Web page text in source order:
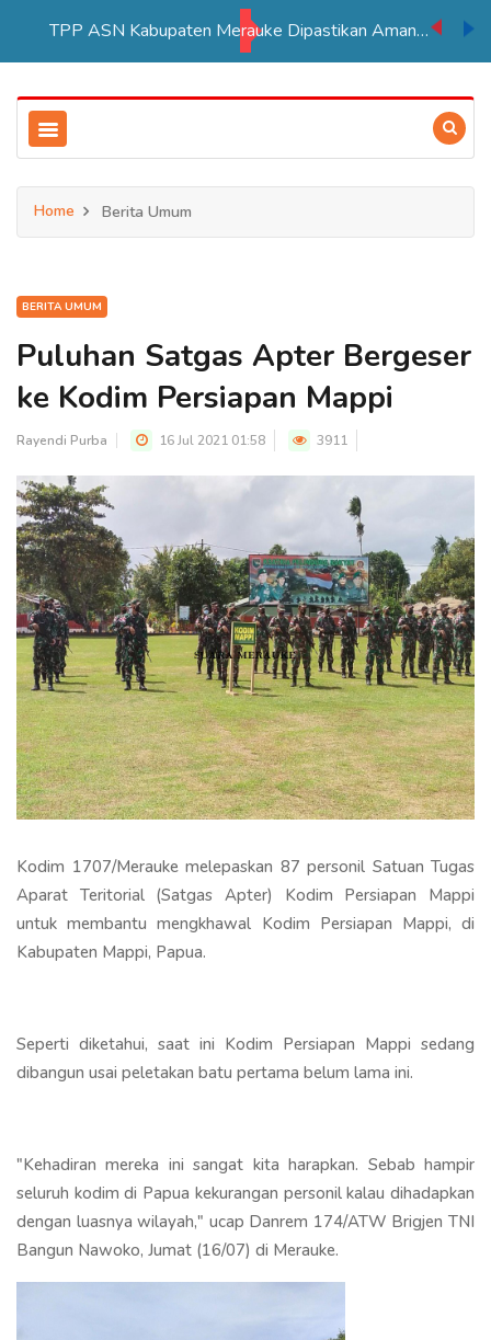
TPP ASN Kabupaten Merauke Dipastikan Aman Hingga Akhir Tahun 2026
Home Berita Umum
BERITA UMUM
Puluhan Satgas Apter Bergeser
ke Kodim Persiapan Mappi
Rayendi Purba 16 Jul 2021 01:58 3911
Kodim 1707/Merauke melepaskan 87 personil Satuan Tugas
Aparat Teritorial (Satgas Apter) Kodim Persiapan Mappi
untuk membantu mengkhawal Kodim Persiapan Mappi, di
Kabupaten Mappi, Papua.
Seperti diketahui, saat ini Kodim Persiapan Mappi sedang
dibangun usai peletakan batu pertama belum lama ini.
"Kehadiran mereka ini sangat kita harapkan. Sebab hampir
seluruh kodim di Papua kekurangan personil kalau dihadapkan
dengan luasnya wilayah," ucap Danrem 174/ATW Brigjen TNI
Bangun Nawoko, Jumat (16/07) di Merauke.